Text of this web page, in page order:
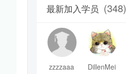
最新加入学员 (348)
zzzzaaa DillenMei